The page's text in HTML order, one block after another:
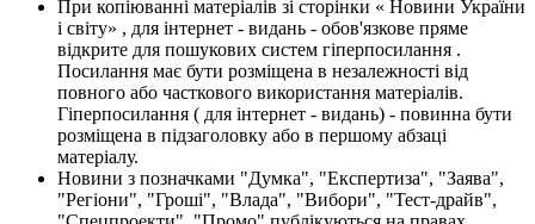
При копіюванні матеріалів зі сторінки « Новини України
і світу» , для інтернет - видань - обов'язкове пряме
відкрите для пошукових систем гіперпосилання .
Посилання має бути розміщена в незалежності від
повного або часткового використання матеріалів.
Гіперпосилання ( для інтернет - видань) - повинна бути
розміщена в підзаголовку або в першому абзаці
матеріалу.
Новини з позначками "Думка", "Експертиза", "Заява",
"Регіони", "Гроші", "Влада", "Вибори", "Тест-драйв",